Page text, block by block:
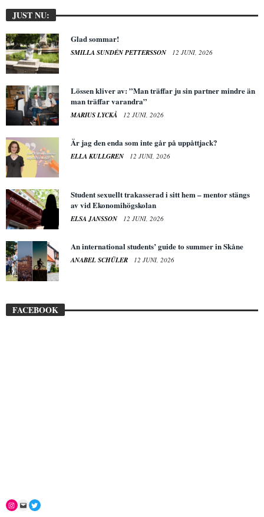
JUST NU:
Glad sommar!
SMILLA SUNDÉN PETTERSSON 12 JUNI, 2026
Lössen kliver av: ”Man träffar ju sin partner mindre än
man träffar varandra”
MARIUS LYCKÅ 12 JUNI, 2026
Är jag den enda som inte går på uppåttjack?
ELLA KULLGREN 12 JUNI, 2026
Student sexuellt trakasserad i sitt hem – mentor stängs
av vid Ekonomihögskolan
ELSA JANSSON 12 JUNI, 2026
An international students’ guide to summer in Skåne
ANABEL SCHÜLER 12 JUNI, 2026
FACEBOOK